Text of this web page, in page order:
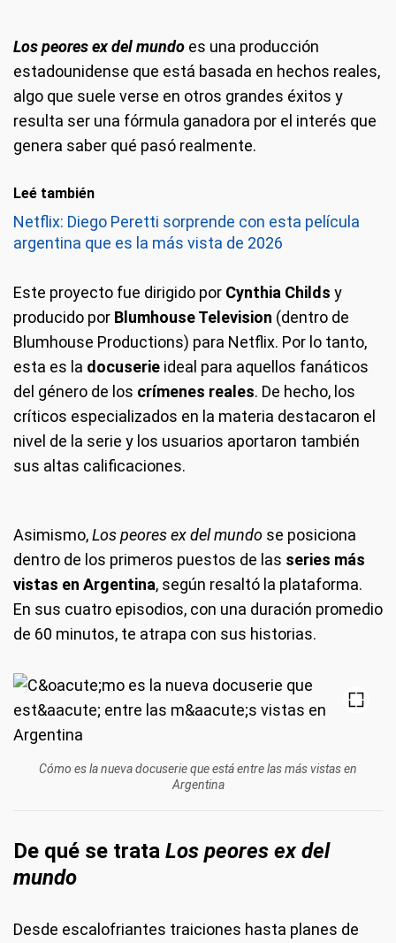
Los peores ex del mundo es una producción
estadounidense que está basada en hechos reales,
algo que suele verse en otros grandes éxitos y
resulta ser una fórmula ganadora por el interés que
genera saber qué pasó realmente.
Leé también
Netflix: Diego Peretti sorprende con esta película
argentina que es la más vista de 2026
Este proyecto fue dirigido por Cynthia Childs y
producido por Blumhouse Television (dentro de
Blumhouse Productions) para Netflix. Por lo tanto,
esta es la docuserie ideal para aquellos fanáticos
del género de los crímenes reales. De hecho, los
críticos especializados en la materia destacaron el
nivel de la serie y los usuarios aportaron también
sus altas calificaciones.
Asimismo,Los peores ex del mundo se posiciona
dentro de los primeros puestos de las series más
vistas en Argentina, según resaltó la plataforma.
En sus cuatro episodios, con una duración promedio
de 60 minutos, te atrapa con sus historias.
Cómo es la nueva docuserie que está entre las más vistas en
Argentina
De qué se trata Los peores ex del
mundo
Desde escalofriantes traiciones hasta planes de